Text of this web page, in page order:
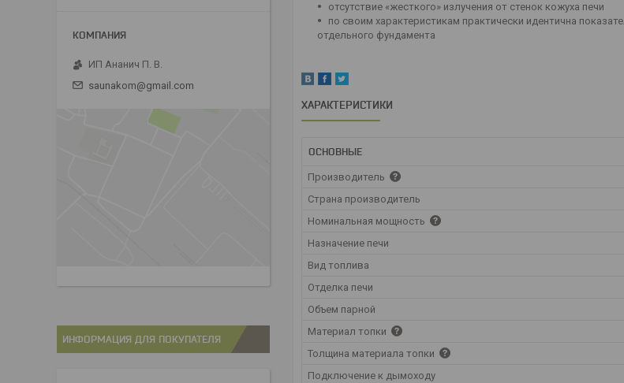
отсутствие «жесткого» излучения от стенок кожуха печи
по своим характеристикам практически идентична
отдельного фундамента
ХАРАКТЕРИСТИКИ
ОСНОВНЫЕ
Производитель
Страна производитель
Номинальная мощность
Назначение печи
Вид топлива
Отделка печи
Объем парной
Материал топки
Толщина материала топки
Подключение к дымоходу
ИП Ананич П. В.
saunakom@gmail.com
ИНФОРМАЦИЯ ДЛЯ ПОКУПАТЕЛЯ